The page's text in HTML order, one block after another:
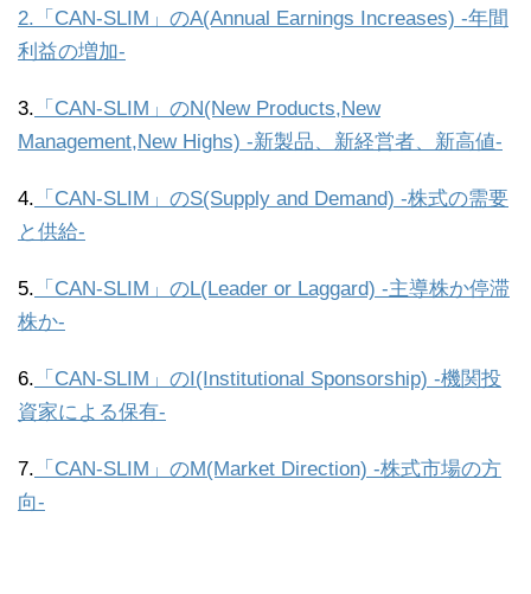
2.「CAN-SLIM」のA(Annual Earnings Increases) -年間
利益の増加-
3. 「CAN-SLIM」のN(New Products,New
Management,New Highs) -新製品、新経営者、新高値-
4. 「CAN-SLIM」のS(Supply and Demand) -株式の需要
と供給-
5. 「CAN-SLIM」のL(Leader or Laggard) -主導株か停滞
株か-
6. 「CAN-SLIM」のI(Institutional Sponsorship) -機関投
資家による保有-
7. 「CAN-SLIM」のM(Market Direction) -株式市場の方
向-